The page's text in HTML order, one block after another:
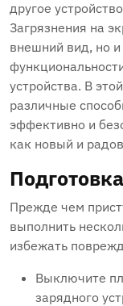
другое
Загрязнения на
внешний вид, но и
устройства. В
различные
эффективно и
как новый и
Прежде чем
выполнить
избежать
Выключите
зарядного